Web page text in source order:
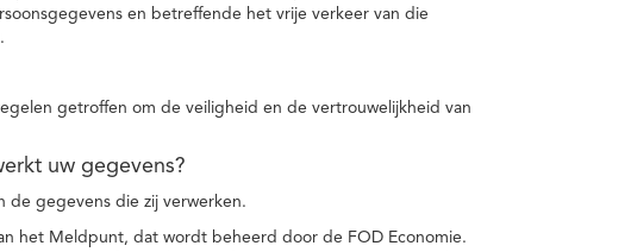
en betreffende het vrije verkeer van die
getroffen om de veiligheid en de vertrouwelijkheid van
uw gegevens?
de gegevens die zij verwerken.
het Meldpunt, dat wordt beheerd door de FOD Economie.